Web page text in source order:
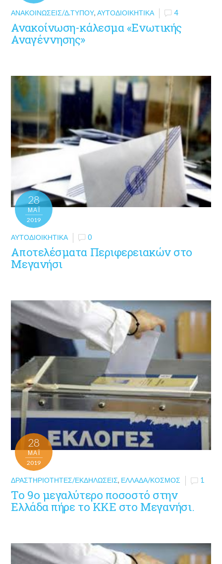
ΑΝΑΚΟΙΝΏΣΕΙΣ/Δ.ΤΎΠΟΥ,ΑΥΤΟΔΙΟΙΚΗΤΙΚΆ 4
Ανακοίνωση-κάλεσμα «Ενωτικής
Αναγέννησης»
28
ΜΑΪ́
2019
ΑΥΤΟΔΙΟΙΚΗΤΙΚΆ 0
Αποτελέσματα Περιφερειακών στο
Μεγανήσι
28
ΜΑΪ́
2019
ΔΡΑΣΤΗΡΙΌΤΗΤΕΣ/ΕΚΔΗΛΏΣΕΙΣ, ΕΛΛΆΔΑ/ΚΌΣΜΟΣ 1
Το 9ο μεγαλύτερο ποσοστό στην
Ελλάδα πήρε το ΚΚΕ στο Μεγανήσι.